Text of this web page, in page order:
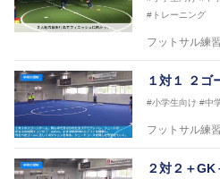
横山 哲久
【指導歴】
ASV ペスカドーラ
日本サッカー協会公
協会公認フットサル
※全コーチボンフィ
#トレーニング
フットサル練
１対１ ２
#小学生向け #中
フットサル練
２対２＋GK